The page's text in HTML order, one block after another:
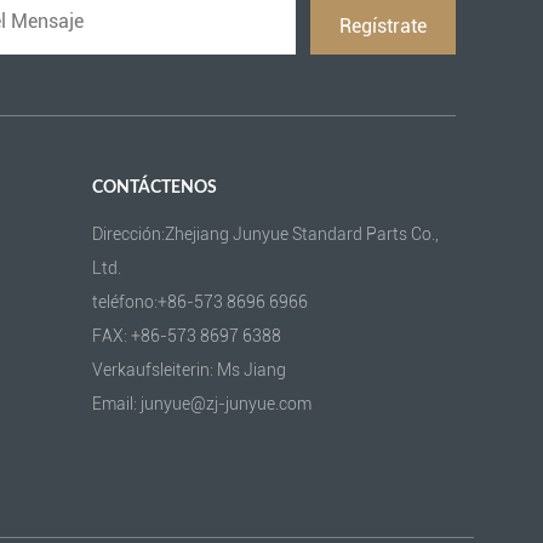
CONTÁCTENOS
Dirección:Zhejiang Junyue Standard Parts Co.,
Ltd.
teléfono:+86-573 8696 6966
FAX: +86-573 8697 6388
Verkaufsleiterin: Ms Jiang
Email: junyue@zj-junyue.com